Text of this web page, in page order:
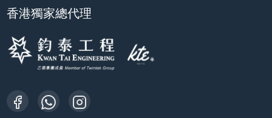
香港獨家總代理